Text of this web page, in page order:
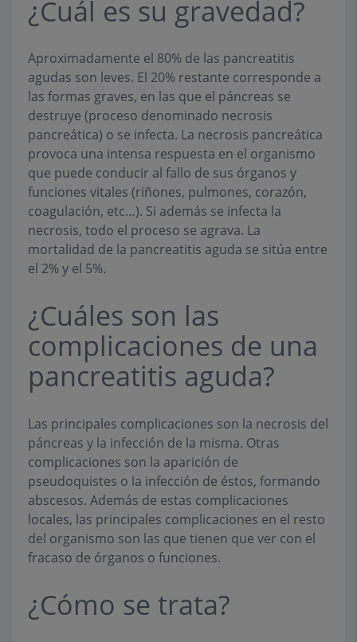
¿Cuál es su gravedad?
Aproximadamente el 80% de las pancreatitis
agudas son leves. El 20% restante corresponde a
las formas graves, en las que el páncreas se
destruye (proceso denominado necrosis
pancreática) o se infecta. La necrosis pancreática
provoca una intensa respuesta en el organismo
que puede conducir al fallo de sus órganos y
funciones vitales (riñones, pulmones, corazón,
coagulación, etc…). Si además se infecta la
necrosis, todo el proceso se agrava. La
mortalidad de la pancreatitis aguda se sitúa entre
el 2% y el 5%.
¿Cuáles son las
complicaciones de una
pancreatitis aguda?
Las principales complicaciones son la necrosis del
páncreas y la infección de la misma. Otras
complicaciones son la aparición de
pseudoquistes o la infección de éstos, formando
abscesos. Además de estas complicaciones
locales, las principales complicaciones en el resto
del organismo son las que tienen que ver con el
fracaso de órganos o funciones.
¿Cómo se trata?